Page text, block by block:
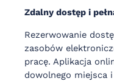
Zdalny dostęp i
Rezerwowanie
zasobów
pracę. Aplikacja
dowolnego miejsca